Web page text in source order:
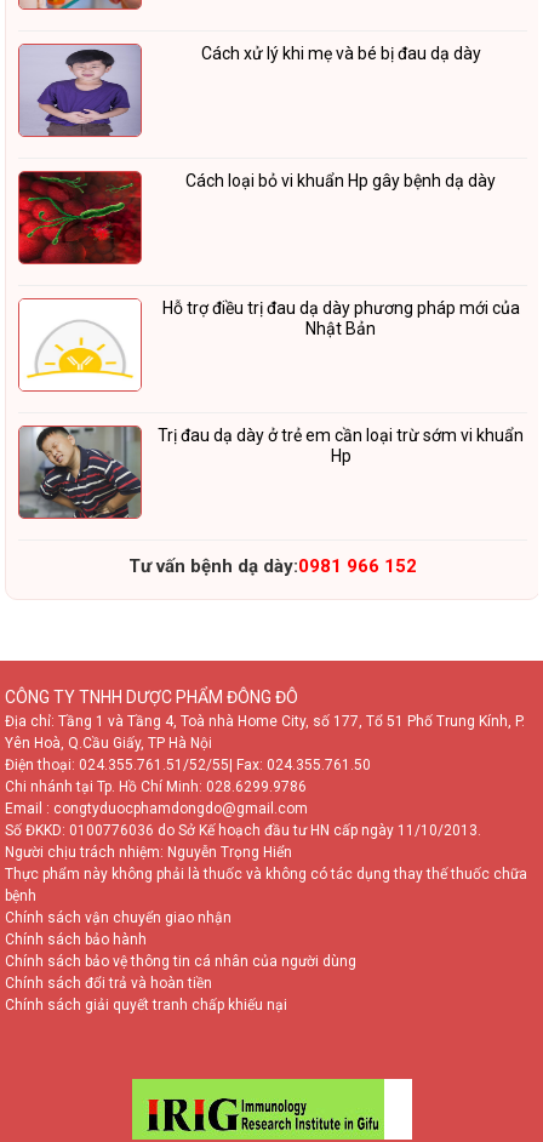
Cách xử lý khi mẹ và bé bị đau dạ dày
Cách loại bỏ vi khuẩn Hp gây bệnh dạ dày
Hỗ trợ điều trị đau dạ dày phương pháp mới của
Nhật Bản
Trị đau dạ dày ở trẻ em cần loại trừ sớm vi khuẩn
Hp
Tư vấn bệnh dạ dày:0981 966 152
CÔNG TY TNHH DƯỢC PHẨM ĐÔNG ĐÔ
Địa chỉ: Tầng 1 và Tầng 4, Toà nhà Home City, số 177, Tổ 51 Phố Trung Kính, P.
Yên Hoà, Q.Cầu Giấy, TP Hà Nội
Điện thoại: 024.355.761.51/52/55
| Fax: 024.355.761.50
Chi nhánh tại Tp. Hồ Chí Minh: 028.6299.9786
Email : congtyduocphamdongdo@gmail.com
Số ĐKKD: 0100776036 do Sở Kế hoạch đầu tư HN cấp ngày 11/10/2013.
Người chịu trách nhiệm: Nguyễn Trọng Hiển
Thực phẩm này không phải là thuốc và không có tác dụng thay thế thuốc chữa
bệnh
Chính sách vận chuyển giao nhận
Chính sách bảo hành
Chính sách bảo vệ thông tin cá nhân của người dùng
Chính sách đổi trả và hoàn tiền
Chính sách giải quyết tranh chấp khiếu nại